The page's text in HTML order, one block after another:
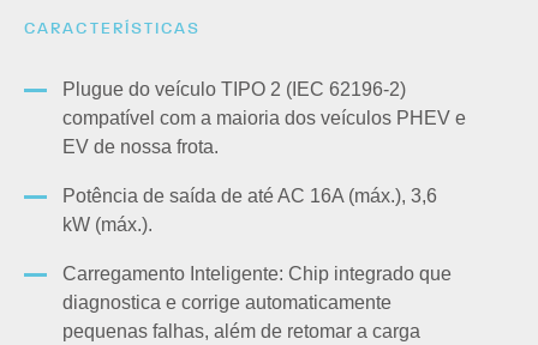
CARACTERÍSTICAS
Plugue do veículo TIPO 2 (IEC 62196-2)
compatível com a maioria dos veículos PHEV e
EV de nossa frota.
Potência de saída de até AC 16A (máx.), 3,6
kW (máx.).
Carregamento Inteligente: Chip integrado que
diagnostica e corrige automaticamente
pequenas falhas, além de retomar a carga